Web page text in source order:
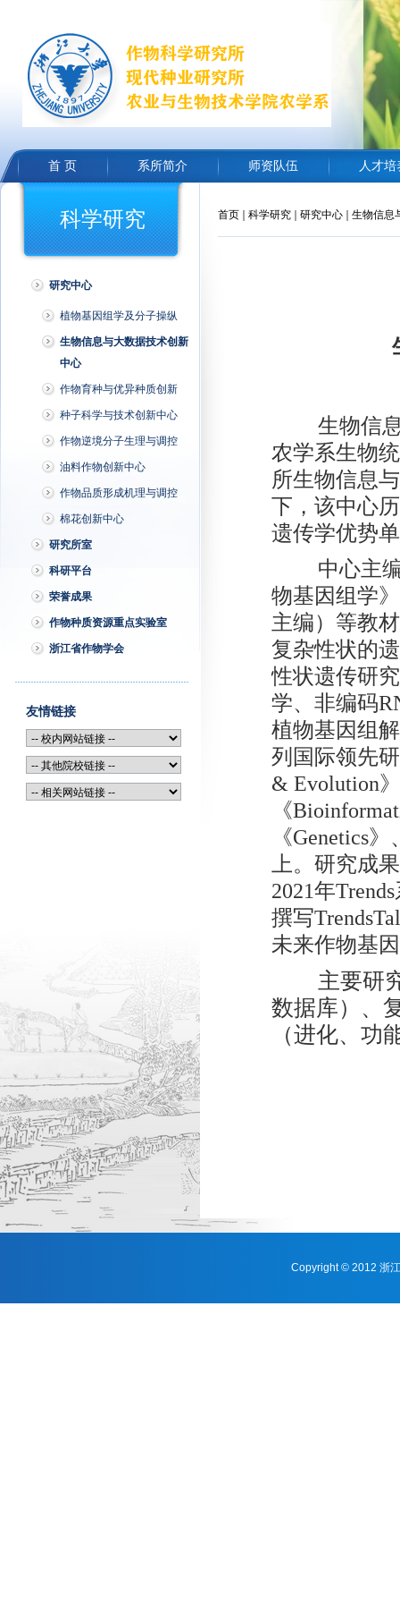
首 页 系所简介 师资队伍 人才培
科学研究
研究中心
植物基因组学及分子操纵
生物信息与大数据技术创新
中心
作物育种与优异种质创新
种子科学与技术创新中心
作物逆境分子生理与调控
油料作物创新中心
作物品质形成机理与调控
棉花创新中心
研究所室
科研平台
荣誉成果
作物种质资源重点实验室
浙江省作物学会
友情链接
首页 科学研究 研究中心 生物信息
生物信
农学系生物
所生物信息
下，该中心
遗传学优势
中心主
物基因组学
主编）等教
复杂性状的
性状遗传研
学、非编码
植物基因组
列国际领先
& Evolution
《
《Genetics
上。研究成
2021年
撰写
未来作物基
主要研
数据库）、
（进化、功
Copyright © 2012 浙